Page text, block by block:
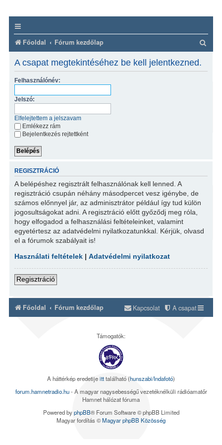
Főoldal Fórum kezdőlap
r
A csapat megtekintéséhez be kell jelentkezned.
Felhasználónév:
Jelszó:
Elfelejtettem a jelszavam
Emlékezz rám
Bejelentkezés rejtettként
REGISZTRÁCIÓ
A belépéshez regisztrált felhasználónak kell lenned. A
regisztráció csupán néhány másodpercet vesz igénybe, de
számos előnnyel jár, az adminisztrátor például így tud külön
jogosultságokat adni. A regisztráció előtt győződj meg róla,
hogy elfogadod a felhasználási feltételeinket, valamint
egyetértesz az adatvédelmi nyilatkozatunkkal. Kérjük, olvasd
el a fórumok szabályait is!
Használati feltételek |Adatvédelmi nyilatkozat
Regisztráció
Főoldal Fórum kezdőlap A csapat
Kapcsolat
Támogatók:
A háttérkép eredetijeitttalálható (hunszabi/Indafotó)
forum.hamnetradio.hu- A magyar nagysebességű vezetéknélküli rádióamatőr
Hamnet hálózat fóruma
Powered byphpBB® Forum Software © phpBB Limited
Magyar fordítás ©Magyar phpBB Közösség